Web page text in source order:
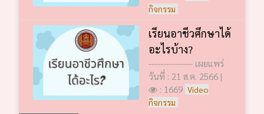
กิจกรรม
เรียนอาชีวศึกษาได้
อะไรบ้าง?
--------------- เผยแพร่
วันที่ : 21 ส.ค. 2566 |
: 1669 Video
กิจกรรม